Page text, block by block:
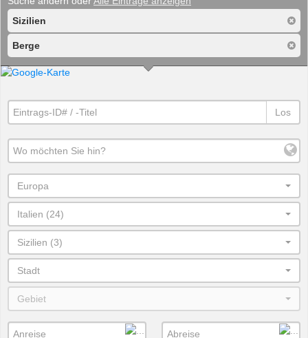
Sizilien
Berge
Los
Europa
Italien (24)
Sizilien (3)
Stadt
Gebiet